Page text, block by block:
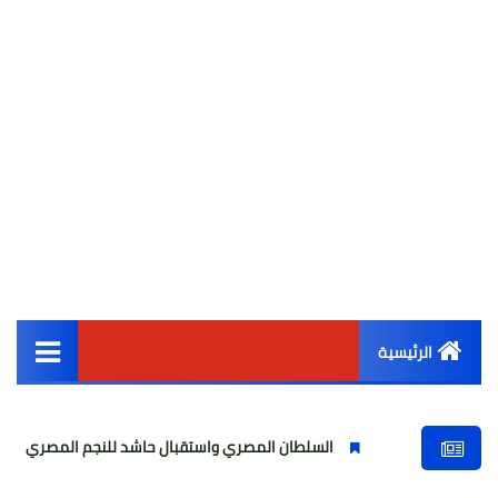
الرئيسية
أخبار مصر
السلطان المصري واستقبال حاشد للنجم المصري